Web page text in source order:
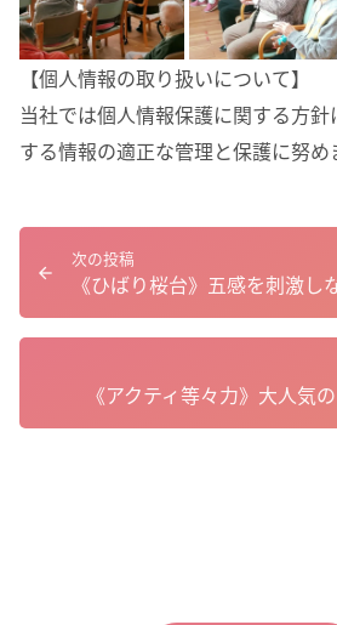
【個人情報の取り扱いについて】
当社では個人情報保護に関する方
する情報の適正な管理と保護に努め
《アクティ等々力》大人気
次の投稿
《ひばり桜台》五感を刺激し